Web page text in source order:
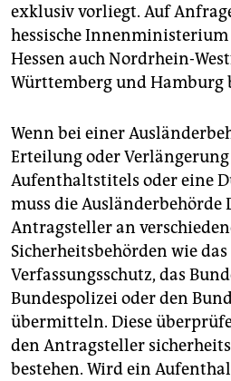
exklusiv vorliegt. Auf
hessische Innenministerium
Hessen auch Nordrhein-
Württemberg und Hamburg
Wenn bei einer
Erteilung oder Verlängerung
Aufenthaltstitels oder eine
muss die Ausländerbehörde
Antragsteller an
Sicherheitsbehörden wie
Verfassungsschutz, das
Bundespolizei oder den
übermitteln. Diese
den Antragsteller
bestehen. Wird ein